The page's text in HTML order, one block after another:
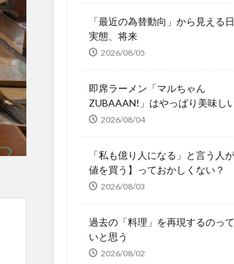
「最近の為替動向」から見える
実態、将来
2026/08/05
即席ラーメン「マルちゃん
ZUBAAAN!」はやっぱり美味し
2026/08/04
「私も億り人になる」と言う人
値を買う】っておかしくない？
2026/08/03
過去の「料理」を再現するのっ
いと思う
2026/08/02